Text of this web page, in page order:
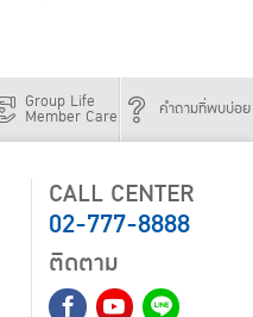
Group Life
Member Care คำถามที่พบบ่อย
CALL CENTER
02-777-8888
ติดตาม